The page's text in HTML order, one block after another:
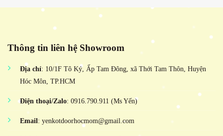
Thông tin liên hệ Showroom
Địa chỉ: 10/1F Tô Ký, Ấp Tam Đông, xã Thới Tam Thôn, Huyện
Hóc Môn, TP.HCM
Điện thoại/Zalo: 0916.790.911 (Ms Yến)
Email: yenkotdoorhocmom@gmail.com